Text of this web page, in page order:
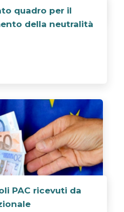
quadro per il
della neutralità
PAC ricevuti da